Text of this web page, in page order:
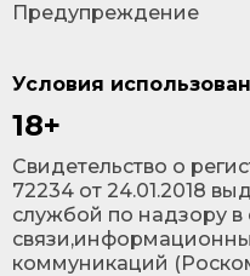
Условия
18+
Cвидетельство о
72234 от 24.01.2018
службой по надзору в
коммуникаций
Предупреждение